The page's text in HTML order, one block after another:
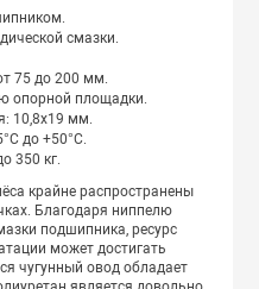
смазки.
75 до 200 мм.
опорной площадки.
10,8x19 мм.
до +50°С.
350 кг.
крайне распространены
Благодаря ниппелю
подшипника, ресурс
может достигать
чугунный овод обладает